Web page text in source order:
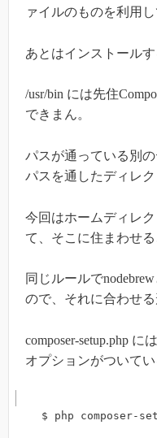
ァイルのものを利用し
あとはインストールす
/usr/bin には先住
できまん。
パスが通っている別
パスを通したディレク
今回はホームディレク
て、そこに住まわせる
同じルールで
ので、それに合わせる
composer-setup.php
オプションがついて
$ php composer-